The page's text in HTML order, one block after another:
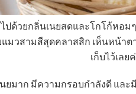
ด้วยกลิ่นเนยสดและโกโก้หอม
แมวสามสีสุดคลาสสิก เห็นหน้า
เก็บไว้เลย
ยมาก มีความกรอบกำลังดี และ